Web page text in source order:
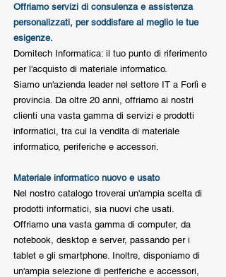
Offriamo servizi di consulenza e assistenza
personalizzati, per soddisfare al meglio le tue
esigenze.
Domitech Informatica: il tuo punto di riferimento
per l'acquisto di materiale informatico.
Siamo un'azienda leader nel settore IT a Forlì e
provincia. Da oltre 20 anni, offriamo ai nostri
clienti una vasta gamma di servizi e prodotti
informatici, tra cui la vendita di materiale
informatico, periferiche e accessori.
Materiale informatico nuovo e usato
Nel nostro catalogo troverai un'ampia scelta di
prodotti informatici, sia nuovi che usati.
Offriamo una vasta gamma di computer, da
notebook, desktop e server, passando per i
tablet e gli smartphone. Inoltre, disponiamo di
un'ampia selezione di periferiche e accessori,